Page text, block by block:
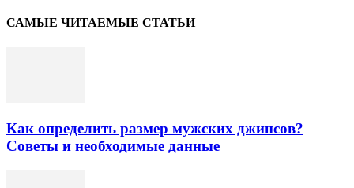
САМЫЕ ЧИТАЕМЫЕ СТАТЬИ
Как определить размер мужских джинсов?
Советы и необходимые данные